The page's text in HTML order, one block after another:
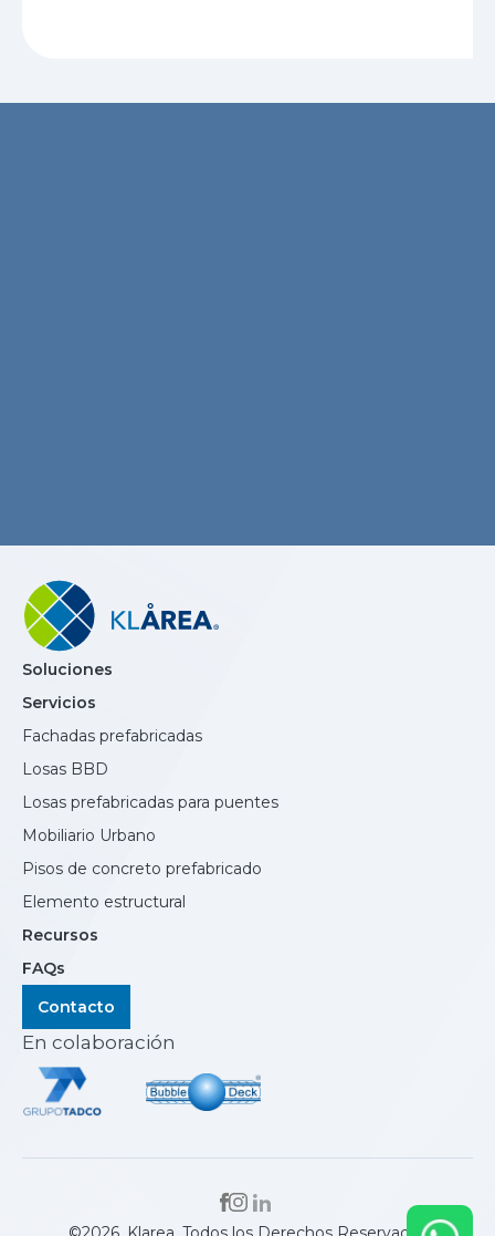
Soluciones
Servicios
Fachadas prefabricadas
Losas BBD
Losas prefabricadas para puentes
Mobiliario Urbano
Pisos de concreto prefabricado
Elemento estructural
Recursos
FAQs
Contacto
En colaboración